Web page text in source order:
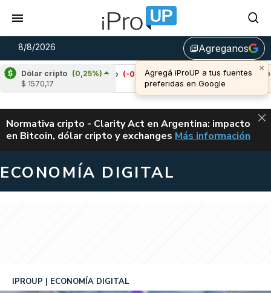
8/8/2026 library_addAgreganos
Dólar cripto (0,25%)
$ 1570,17
Cardano (-0,44%)
Avalanche
(1,90%)
u$s 6,52
ALERTA
Normativa cripto - Clarity Act en Argentina: impacto
en Bitcoin, dólar cripto y exchanges CLARITY ACT EN
Más información
ECONOMÍA DIGITAL
IPROUP ECONOMÍA DIGITAL